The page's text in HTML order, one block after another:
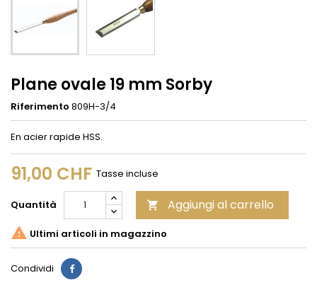
Plane ovale 19 mm Sorby
Riferimento 809H-3/4
En acier rapide HSS.
91,00 CHF Tasse incluse
Quantità  Aggiungi al carrello
 Ultimi articoli in magazzino
Condividi Condividi